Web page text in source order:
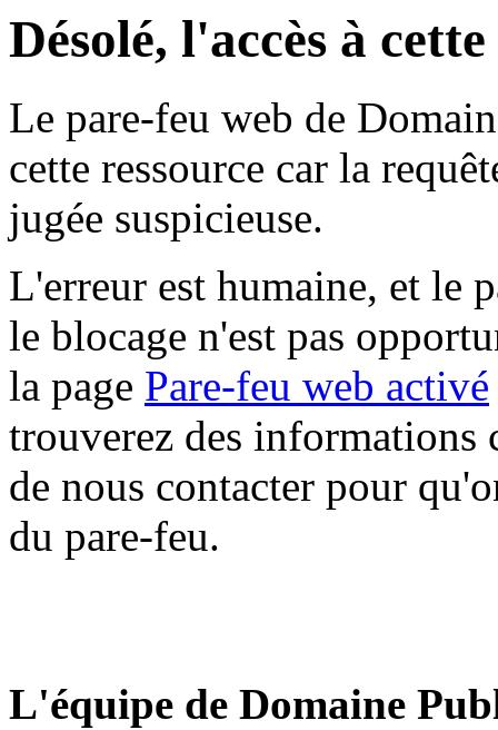
Désolé, l'accès à
Le pare-feu web de
cette ressource car la
jugée suspicieuse.
L'erreur est humaine, et le
le blocage n'est pas
la page Pare-feu web activé
trouverez des informations
de nous contacter pour
du pare-feu.
L'équipe de Domaine